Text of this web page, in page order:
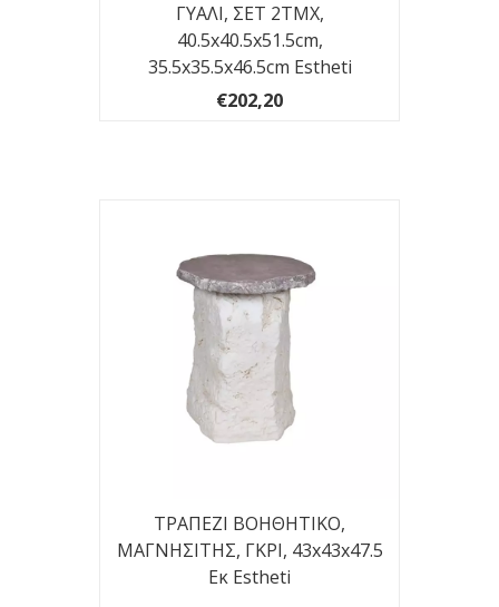
ΓΥΑΛΙ, ΣΕΤ 2ΤΜΧ,
40.5x40.5x51.5cm,
35.5x35.5x46.5cm Estheti
€202,20
ΤΡΑΠΕΖΙ ΒΟΗΘΗΤΙΚΟ,
ΜΑΓΝΗΣΙΤΗΣ, ΓΚΡΙ, 43x43x47.5
Εκ Estheti